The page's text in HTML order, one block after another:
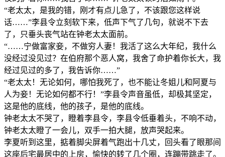
“老太太，是我的错，刚才有点儿急了，不该跟您这样说
话……”李县令立刻软下来，低声下气了几句，就说不下去
了，只垂头丧气站在钟老太太面前。
“……宁做富家妾，不做穷人妻！我活了这么大年纪，我什么
没经过没见过？在伯府那个恶人窝，我舍了命护着你长大，我
经过见过的多了，我告诉你……”
“老太太！无论如何，哪怕我死了，也不能让冬姐儿和阿夏与
人为妾！无论如何都不行！”李县令声音虽低，却极其坚定，
这是他的底线，他的孩子，是他的底线。
钟老太太不哭了，瞪着李县令，李县令低垂着头，不响不动，
钟老太太瞪了一会儿，双手一拍大腿，放声哭起来。
李夏听到这里，掂着脚尖屏着气跑出十几丈，回头看了眼那间
这座后宅最居中的上房，愉快的转了几个圈，连蹦带跳走了。